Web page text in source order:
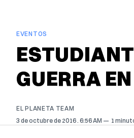
EVENTOS
GUERRA
EL PLANETA TEAM
3 de octubre de 2016 . 6:56 AM 1